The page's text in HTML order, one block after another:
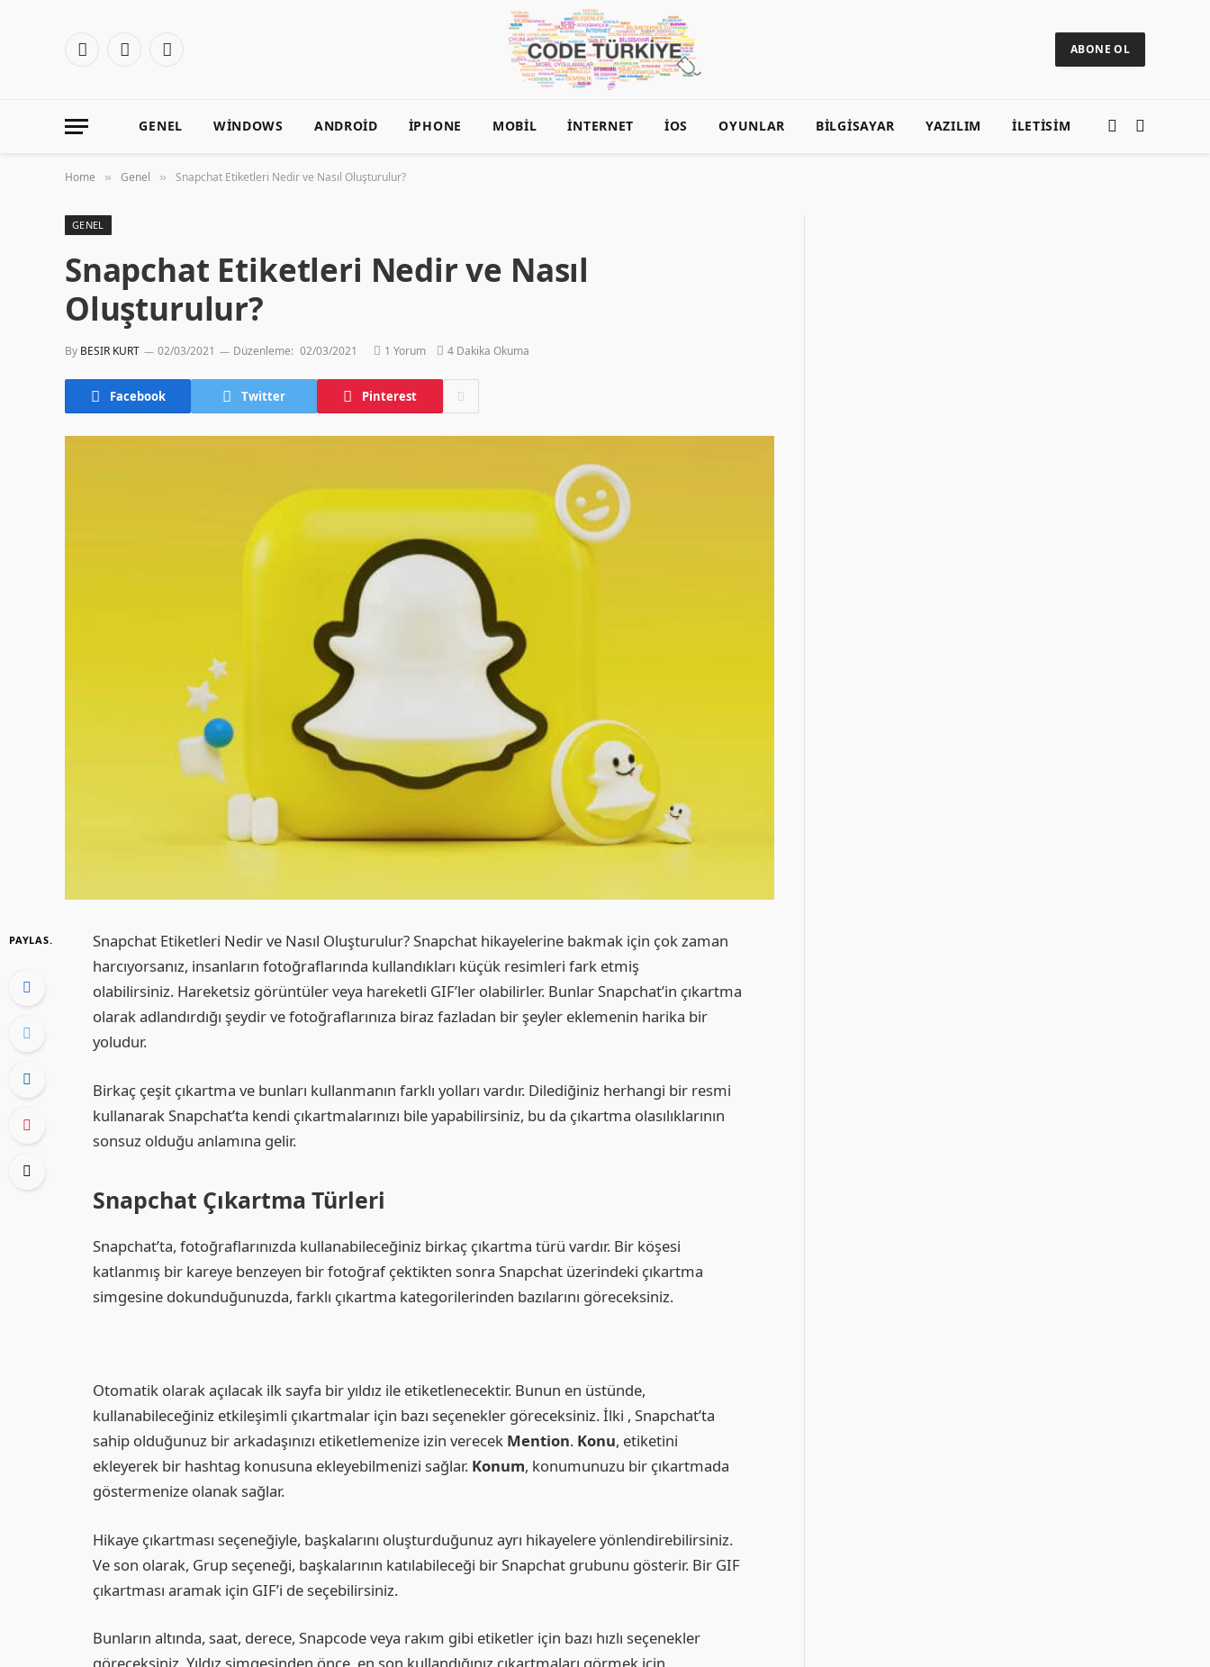
Facebook
X
Instagram ABONE OL
GENEL WINDOWS ANDROID İPHONE MOBIL İNTERNET İOS OYUNLAR BILGISAYAR YAZILIM ILETISIM
Home » Genel » Snapchat Etiketleri Nedir ve Nasıl Oluşturulur?
GENEL
Snapchat Etiketleri Nedir ve Nasıl
Oluşturulur?
By BESIR KURT 02/03/2021 Düzenleme: 02/03/2021 1 Yorum 4 Dakika Okuma
Facebook Twitter Pinterest
PAYLAS.
Snapchat Etiketleri Nedir ve Nasıl Oluşturulur? Snapchat hikayelerine bakmak için çok zaman
harcıyorsanız, insanların fotoğraflarında kullandıkları küçük resimleri fark etmiş
olabilirsiniz. Hareketsiz görüntüler veya hareketli GIF’ler olabilirler. Bunlar Snapchat’in çıkartma
olarak adlandırdığı şeydir ve fotoğraflarınıza biraz fazladan bir şeyler eklemenin harika bir
yoludur.
Birkaç çeşit çıkartma ve bunları kullanmanın farklı yolları vardır. Dilediğiniz herhangi bir resmi
kullanarak Snapchat’ta kendi çıkartmalarınızı bile yapabilirsiniz, bu da çıkartma olasılıklarının
sonsuz olduğu anlamına gelir.
Snapchat Çıkartma Türleri
Snapchat’ta, fotoğraflarınızda kullanabileceğiniz birkaç çıkartma türü vardır. Bir köşesi
katlanmış bir kareye benzeyen bir fotoğraf çektikten sonra Snapchat üzerindeki çıkartma
simgesine dokunduğunuzda, farklı çıkartma kategorilerinden bazılarını göreceksiniz.
Otomatik olarak açılacak ilk sayfa bir yıldız ile etiketlenecektir. Bunun en üstünde,
kullanabileceğiniz etkileşimli çıkartmalar için bazı seçenekler göreceksiniz. İlki , Snapchat’ta
sahip olduğunuz bir arkadaşınızı etiketlemenize izin verecek Mention. Konu, etiketini
ekleyerek bir hashtag konusuna ekleyebilmenizi sağlar. Konum, konumunuzu bir çıkartmada
göstermenize olanak sağlar.
Hikaye çıkartması seçeneğiyle, başkalarını oluşturduğunuz ayrı hikayelere yönlendirebilirsiniz.
Ve son olarak, Grup seçeneği, başkalarının katılabileceği bir Snapchat grubunu gösterir. Bir GIF
çıkartması aramak için GIF’i de seçebilirsiniz.
Bunların altında, saat, derece, Snapcode veya rakım gibi etiketler için bazı hızlı seçenekler